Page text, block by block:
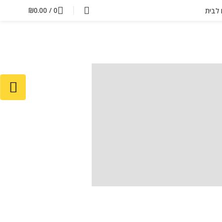
לבית 0
/
₪0.00